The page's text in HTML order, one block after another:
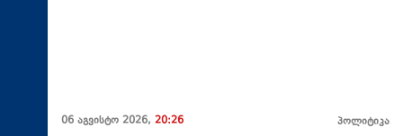
06 აგვისტო 2026, 20:26 პოლიტიკა